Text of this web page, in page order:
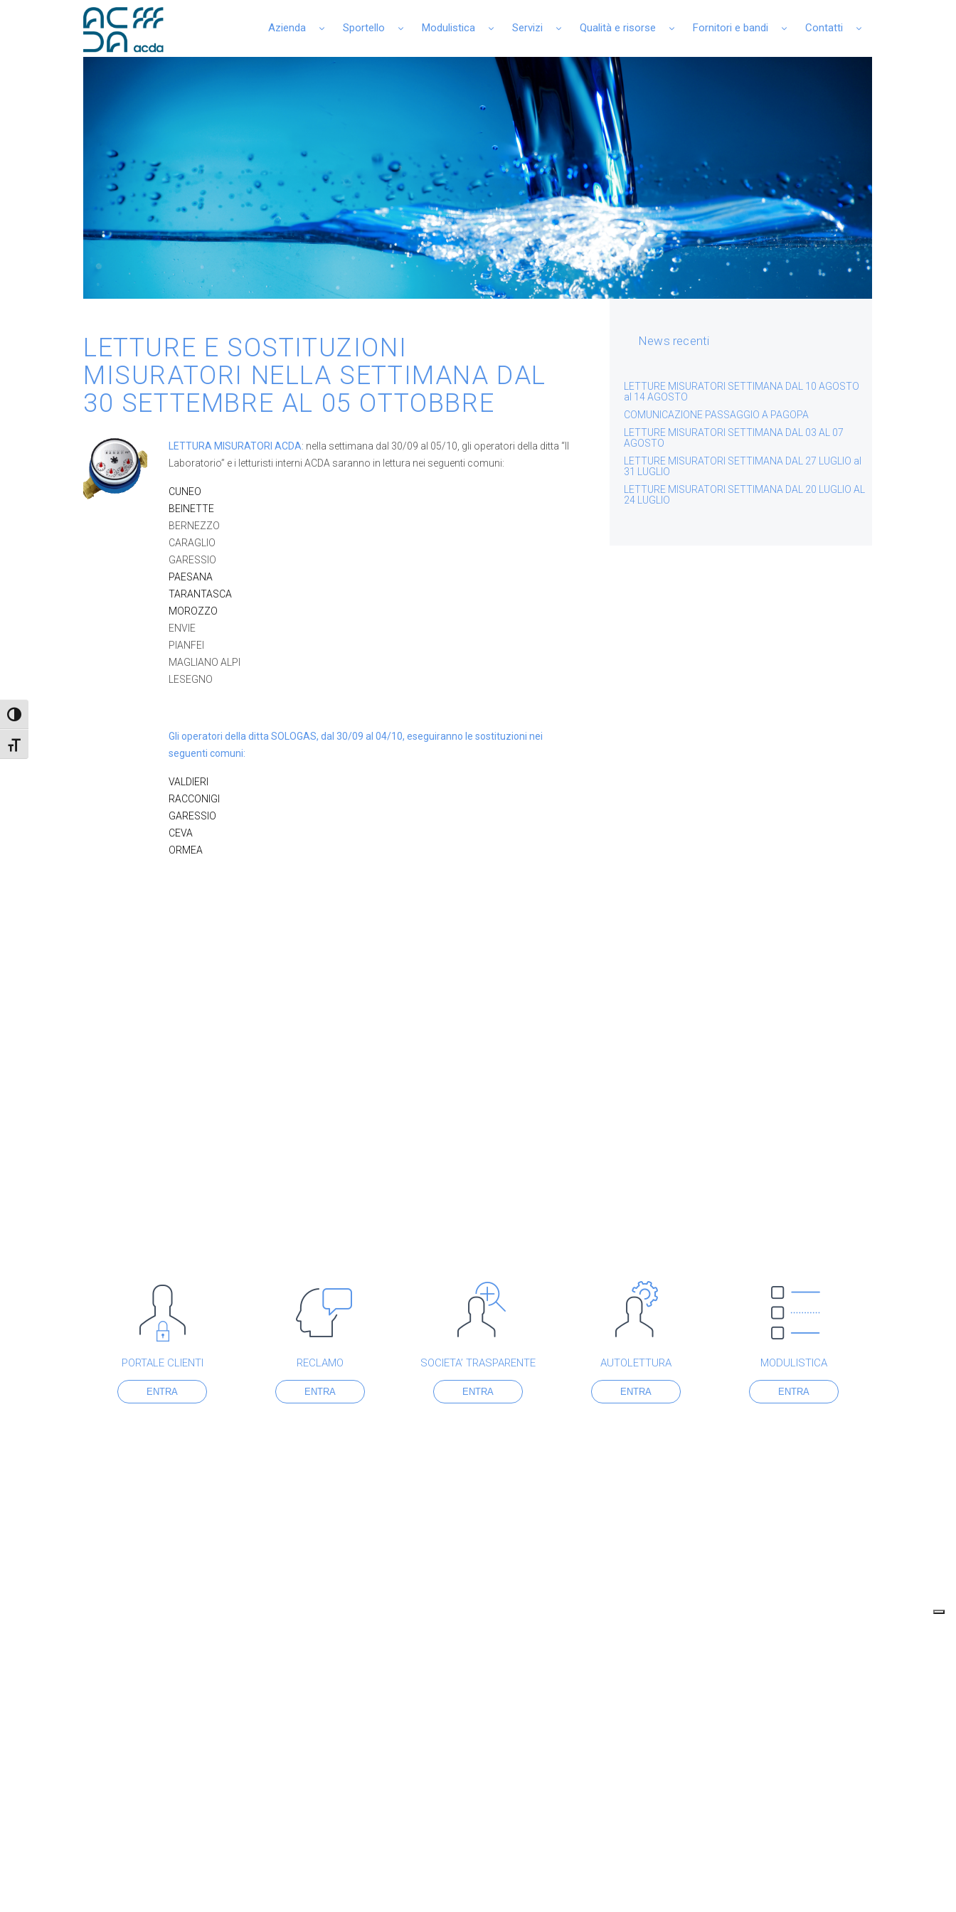
Attiva/disattiva alto contrasto
Attiva/disattiva dimensione testo
Azienda Sportello Modulistica Servizi Qualità e risorse Fornitori e bandi Contatti
LETTURE E SOSTITUZIONI
MISURATORI NELLA SETTIMANA DAL
30 SETTEMBRE AL 05 OTTOBBRE
LETTURA MISURATORI ACDA: nella settimana dal 30/09 al 05/10, gli operatori della ditta “Il
Laboratorio” e i letturisti interni ACDA saranno in lettura nei seguenti comuni:
CUNEO
BEINETTE
BERNEZZO
CARAGLIO
GARESSIO
PAESANA
TARANTASCA
MOROZZO
ENVIE
PIANFEI
MAGLIANO ALPI
LESEGNO
Gli operatori della ditta SOLOGAS, dal 30/09 al 04/10, eseguiranno le sostituzioni nei
seguenti comuni:
VALDIERI
RACCONIGI
GARESSIO
CEVA
ORMEA
News recenti
LETTURE MISURATORI SETTIMANA DAL 10 AGOSTO
al 14 AGOSTO
COMUNICAZIONE PASSAGGIO A PAGOPA
LETTURE MISURATORI SETTIMANA DAL 03 AL 07
AGOSTO
LETTURE MISURATORI SETTIMANA DAL 27 LUGLIO al
31 LUGLIO
LETTURE MISURATORI SETTIMANA DAL 20 LUGLIO AL
24 LUGLIO
PORTALE CLIENTI
ENTRA
RECLAMO
ENTRA
SOCIETA’ TRASPARENTE
ENTRA
AUTOLETTURA
ENTRA
MODULISTICA
ENTRA